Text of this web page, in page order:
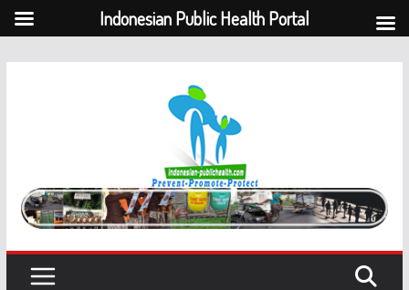
Indonesian Public Health Portal